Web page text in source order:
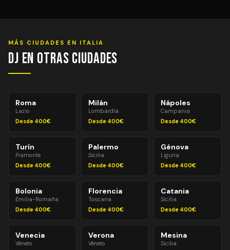
necesitarse 2–3 horas. Montaje y desmontaje siempre
incluidos en el precio.
MÁS CIUDADES EN ITALIA
DJ en Otras Ciudades
Roma
Lazio
Desde 400€
Milán
Lombardía
Desde 400€
Nápoles
Campania
Desde 400€
Turín
Piamonte
Desde 400€
Palermo
Sicilia
Desde 400€
Génova
Liguria
Desde 400€
Bolonia
Emilia-Romaña
Desde 400€
Florencia
Toscana
Desde 400€
Catania
Sicilia
Desde 400€
Venecia
Véneto
Verona
Véneto
Mesina
Sicilia